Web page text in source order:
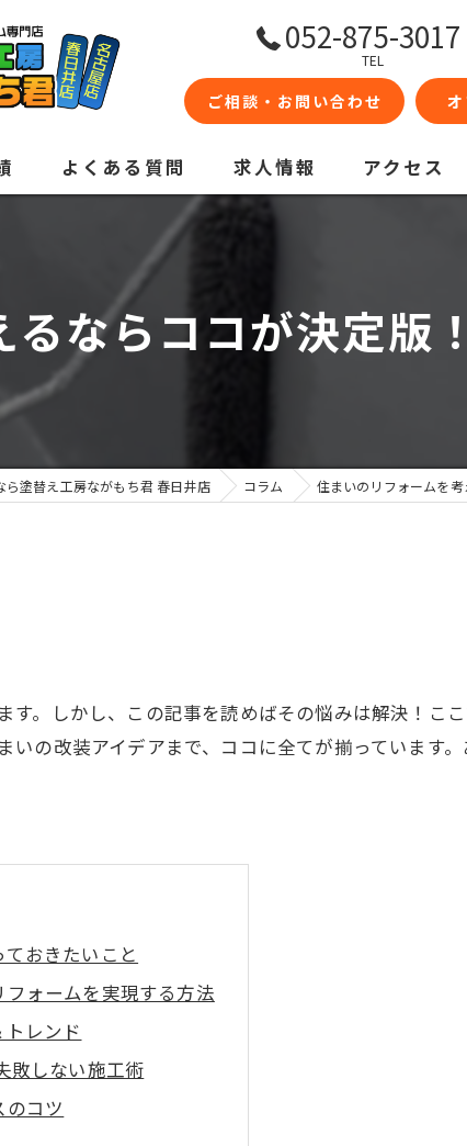
052-875-3017
TEL
ご相談・お問い合わせ
よくある質問 求人情報 アクセス
ならココが決定版！
ら塗替え工房ながもち君 春日井店 コラム 住まいのリフォームを
。しかし、この記事を読めばその悩みは解決！こ
の改装アイデアまで、ココに全てが揃っています
おきたいこと
ォームを実現する方法
レンド
敗しない施工術
のコツ